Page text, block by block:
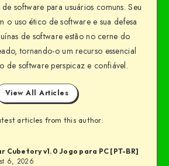
software para usuários comuns. Seu
o uso ético de software e sua defesa
de software estão no cerne do
tornando-o um recurso essencial
de software perspicaz e confiável.
View All Articles
articles from this author:
Cubetory v1.0 Jogo para PC [PT-BR]
6, 2026